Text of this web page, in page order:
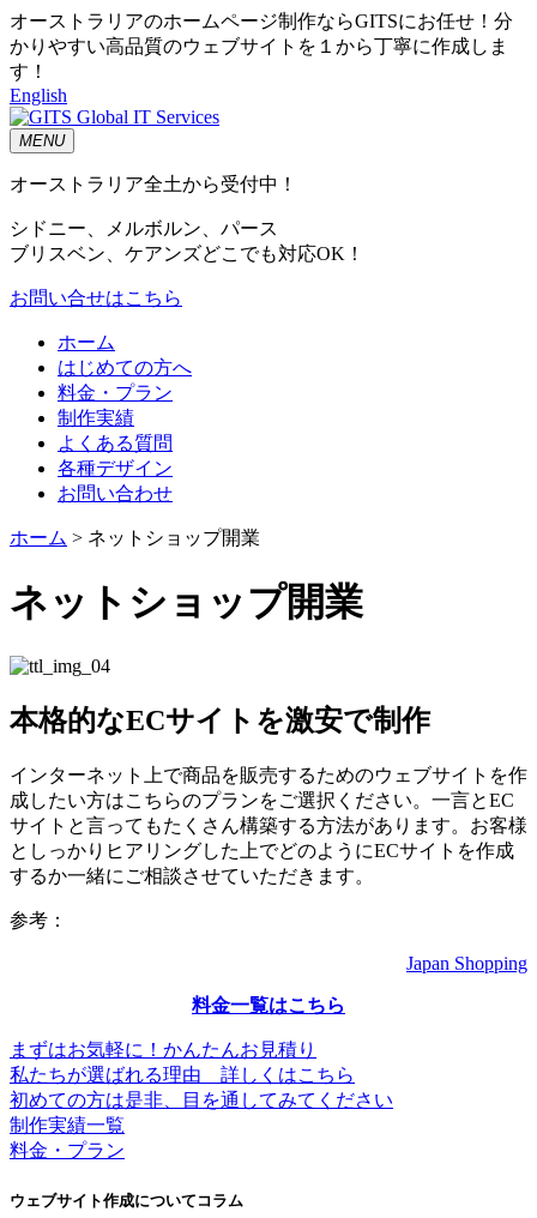
オーストラリアのホームページ制作ならGITSにお任せ！分
かりやすい高品質のウェブサイトを１から丁寧に作成しま
す！
English
MENU
オーストラリア全土から受付中！
シドニー、メルボルン、パース
ブリスベン、ケアンズどこでも対応OK！
お問い合せはこちら
ホーム
はじめての方へ
料金・プラン
制作実績
よくある質問
各種デザイン
お問い合わせ
ホーム > ネットショップ開業
ネットショップ開業
本格的なECサイトを激安で制作
インターネット上で商品を販売するためのウェブサイトを作
成したい方はこちらのプランをご選択ください。一言とEC
サイトと言ってもたくさん構築する方法があります。お客様
としっかりヒアリングした上でどのようにECサイトを作成
するか一緒にご相談させていただきます。
参考：
Japan Shopping
料金一覧はこちら
まずはお気軽に！かんたんお見積り
私たちが選ばれる理由 詳しくはこちら
初めての方は是非、目を通してみてください
制作実績一覧
料金・プラン
ウェブサイト作成についてコラム